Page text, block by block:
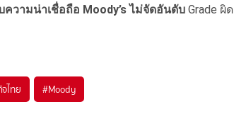
วามน่าเชื่อถือ Moody’s ไม่จัดอันดับ Grade ผิด
ไทย #Moody